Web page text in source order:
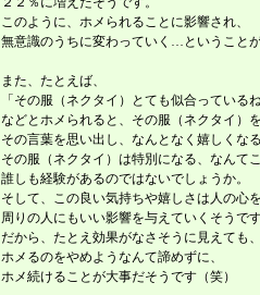
このように、ホメられることに影響され、
無意識のうちに変わっていく…ということ
また、たとえば、
「その服（ネクタイ）とても似合っている
などとホメられると、その服（ネクタイ）
その言葉を思い出し、なんとなく嬉しくな
その服（ネクタイ）は特別になる、なんて
誰しも経験があるのではないでしょうか。
そして、この良い気持ちや嬉しさは人の心
周りの人にもいい影響を与えていくそうで
だから、たとえ効果がなさそうに見えても
ホメるのをやめようなんて諦めずに、
ホメ続けることが大事だそうです（笑）